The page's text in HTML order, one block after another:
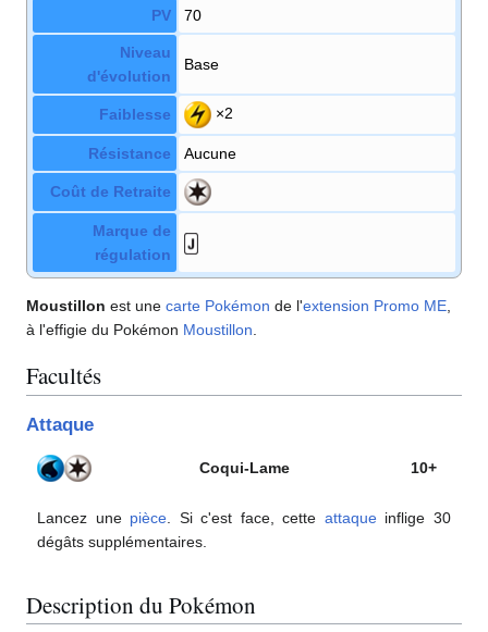
PV 70
Niveau
d'évolution
Base
Faiblesse ×2
Résistance Aucune
Coût de Retraite
Marque de
régulation
Moustillon est une carte Pokémon de l'extension Promo ME
à l'effigie du Pokémon Moustillon
Facultés
Attaque
Coqui-Lame 10+
Lancez une pièce . Si c'est face, cette attaqueinflige 30
dégâts supplémentaires.
Description du Pokémon